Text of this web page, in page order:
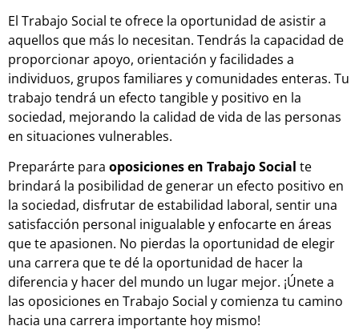
El Trabajo Social te ofrece la oportunidad de asistir a
aquellos que más lo necesitan. Tendrás la capacidad de
proporcionar apoyo, orientación y facilidades a
individuos, grupos familiares y comunidades enteras. Tu
trabajo tendrá un efecto tangible y positivo en la
sociedad, mejorando la calidad de vida de las personas
en situaciones vulnerables.
Preparárte para oposiciones en Trabajo Social te
brindará la posibilidad de generar un efecto positivo en
la sociedad, disfrutar de estabilidad laboral, sentir una
satisfacción personal inigualable y enfocarte en áreas
que te apasionen. No pierdas la oportunidad de elegir
una carrera que te dé la oportunidad de hacer la
diferencia y hacer del mundo un lugar mejor. ¡Únete a
las oposiciones en Trabajo Social y comienza tu camino
hacia una carrera importante hoy mismo!